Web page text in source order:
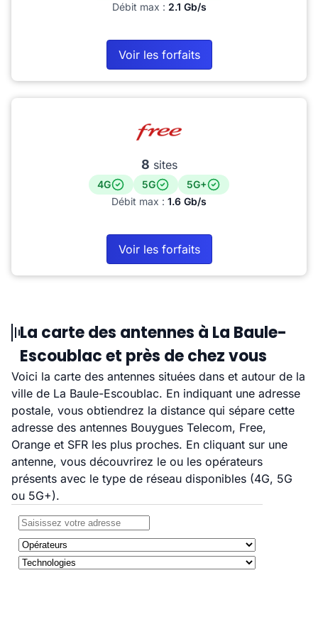
Débit max : 2.1 Gb/s
Voir les forfaits
8 sites
4G 5G
5G+
Débit max : 1.6 Gb/s
Voir les forfaits
La carte des antennes à La Baule-
Escoublac et près de chez vous
Voici la carte des antennes situées dans et autour de la
ville de La Baule-Escoublac. En indiquant une adresse
postale, vous obtiendrez la distance qui sépare cette
adresse des antennes Bouygues Telecom, Free,
Orange et SFR les plus proches. En cliquant sur une
antenne, vous découvrirez le ou les opérateurs
présents avec le type de réseau disponibles (4G, 5G
ou 5G+).